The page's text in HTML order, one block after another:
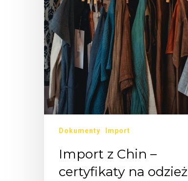
Dokumenty Import
Import z Chin –
certyfikaty na odzież